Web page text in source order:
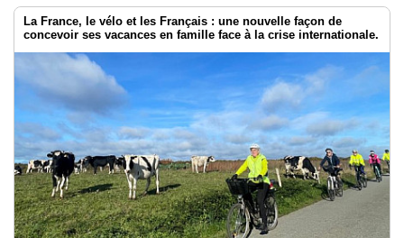
La France, le vélo et les Français : une nouvelle façon de
concevoir ses vacances en famille face à la crise internationale.